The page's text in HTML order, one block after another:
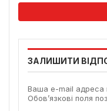
ЗАЛИШИТИ
Ваша e-mail адреса
Обов’язкові поля